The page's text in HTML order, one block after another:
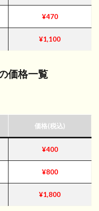
¥470
¥1,100
価格一覧
価格(税込)
¥400
¥800
¥1,800